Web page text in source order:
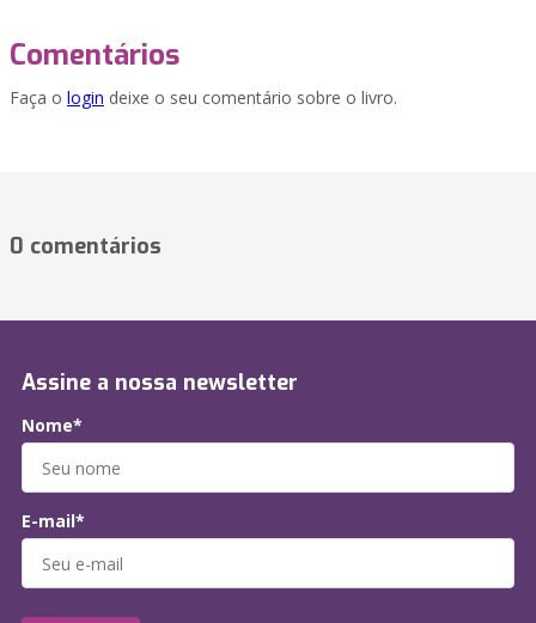
Comentários
Faça o login deixe o seu comentário sobre o livro.
0 comentários
Assine a nossa newsletter
Nome*
E-mail*